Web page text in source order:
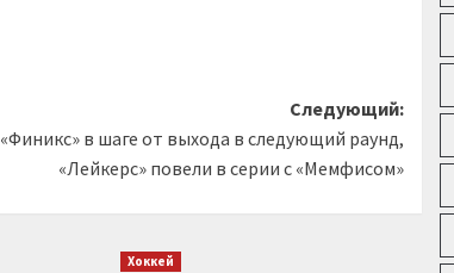
Следующий:
«Финикс» в шаге от выхода в следующий раунд,
«Лейкерс» повели в серии с «Мемфисом»
Хоккей